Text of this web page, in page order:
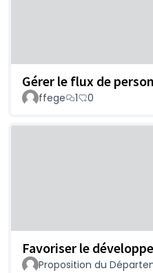
Gérer le flux de
ffege 1 0
Favoriser le
Proposition du